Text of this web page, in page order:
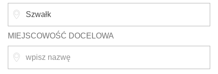
MIEJSCOWOŚĆ DOCELOWA